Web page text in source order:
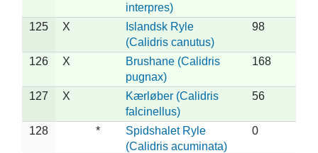
interpres)
125 X
Islandsk Ryle
(Calidris canutus)
98
126 X
Brushane (Calidris
pugnax)
168
127 X
Kærløber (Calidris
falcinellus)
56
128 *
Spidshalet Ryle
(Calidris acuminata)
0